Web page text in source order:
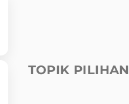
TOPIK PILIHAN